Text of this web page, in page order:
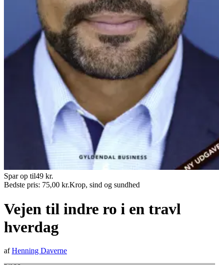
Spar op til49 kr.
Bedste pris: 75,00 kr.Krop, sind og sundhed
Vejen til indre ro i en travl
hverdag
afHenning Daverne